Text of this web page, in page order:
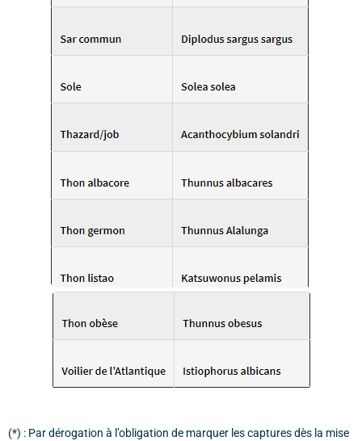
(*) : Par dérogation à l’obligation de marquer les captures dès la mise